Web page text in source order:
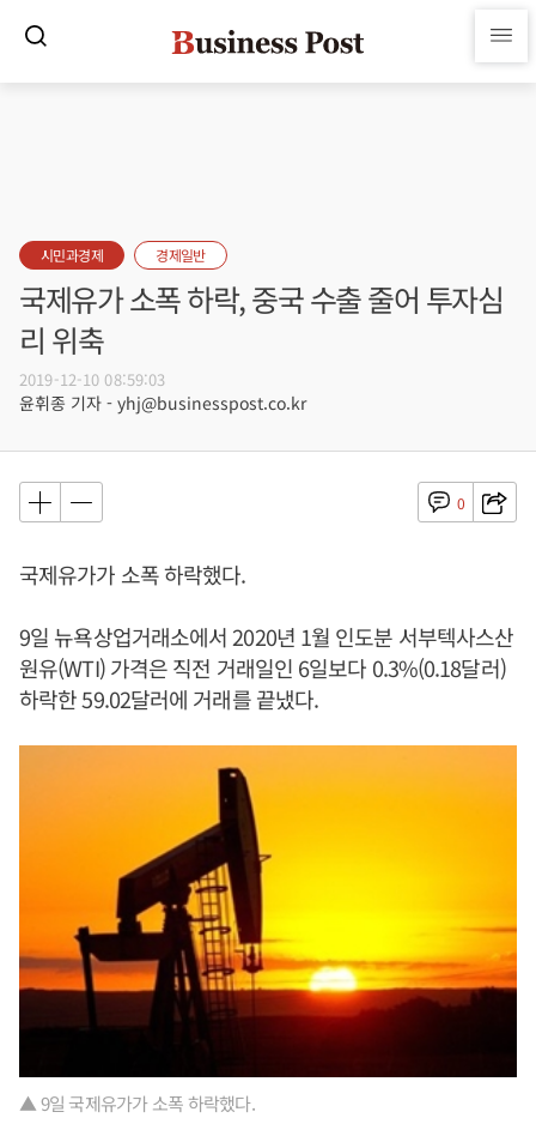
시민과경제 경제일반
국제유가 소폭 하락, 중국 수출 줄어 투자심
리 위축
2019-12-10 08:59:03
윤휘종 기자 - yhj@businesspost.co.kr
0
국제유가가 소폭 하락했다.
9일 뉴욕상업거래소에서 2020년 1월 인도분 서부텍사스산
원유(WTI) 가격은 직전 거래일인 6일보다 0.3%(0.18달러)
하락한 59.02달러에 거래를 끝냈다.
▲ 9일 국제유가가 소폭 하락했다.